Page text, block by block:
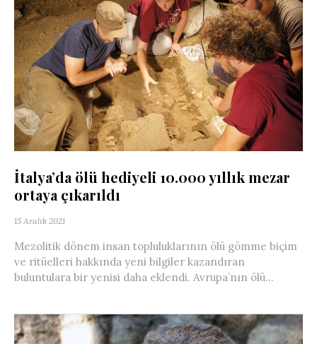
İtalya’da ölü hediyeli 10.000 yıllık mezar
ortaya çıkarıldı
15 Aralık 2021
Mezolitik dönem insan topluluklarının ölü gömme biçim
ve ritüelleri hakkında yeni bilgiler kazandıran
buluntulara bir yenisi daha eklendi. Avrupa’nın ölü...